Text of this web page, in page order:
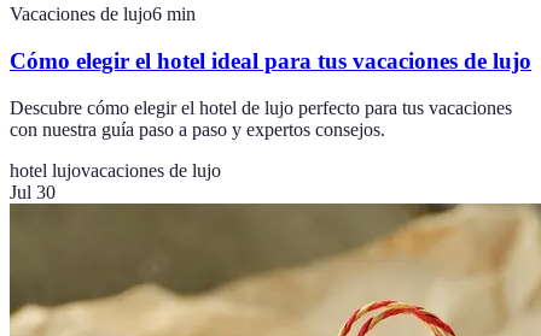
Vacaciones de lujo6 min
Cómo elegir el hotel ideal para tus vacaciones de lujo
Descubre cómo elegir el hotel de lujo perfecto para tus vacaciones
con nuestra guía paso a paso y expertos consejos.
hotel lujovacaciones de lujo
Jul 30